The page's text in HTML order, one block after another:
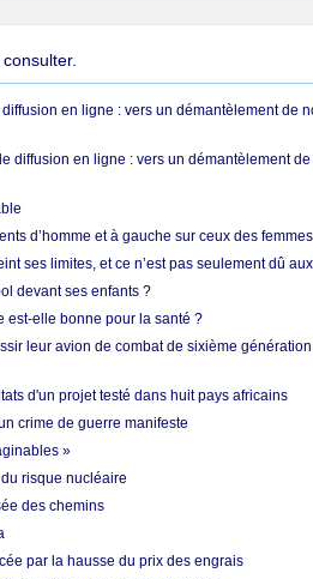
en ligne : vers un démantèlement de
diffusion en ligne : vers un démantèlement de
d’homme et à gauche sur ceux des
ses limites, et ce n’est pas seulement dû
devant ses enfants ?
est-elle bonne pour la santé ?
leur avion de combat de sixième
d'un projet testé dans huit pays africains
crime de guerre manifeste
»
risque nucléaire
des chemins
par la hausse du prix des engrais